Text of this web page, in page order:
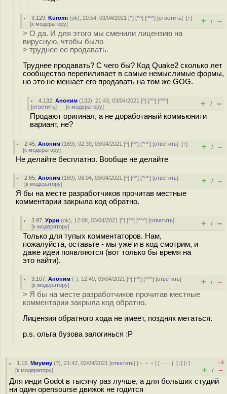
3.129 ,Kuromi (ok), 20:54, 03/04/2021 [^] [^^] [^^^] [ответить][↑]
[к модератору] + / –
> О да. И для этого мы сменили лицензию на
вирусную, чтобы было
> труднее ее продавать.
Труднее продавать? С чего бы? Код Quake2 сколько лет
сообщество перепиливает в самые немыслимые формы,
но это не мешает его продавать на том же GOG.
4.132 ,Аноним (132), 21:43, 03/04/2021 [^] [^^] [^^^]
[ответить] [к модератору] + / –
Продают оригинал, а не доработаный коммьюнити
вариант, не?
2.45 ,Аноним (169), 02:39, 03/04/2021 [^] [^^] [^^^] [ответить][↑]
[к модератору] + / –
Не делайте бесплатно. Вообще не делайте
2.65 ,Аноним (169), 08:04, 03/04/2021 [^] [^^] [^^^] [ответить]
[к модератору] + / –
Я бы на месте разработчиков прочитав местные
комментарии закрыла код обратно.
3.97 ,Урри (ok), 12:08, 03/04/2021 [^] [^^] [^^^] [ответить]
[к модератору] + / –
Только для тупых комментаторов. Нам,
пожалуйста, оставьте - мы уже и в код смотрим, и
даже идеи появляются (вот только бы время на
это найти).
3.107 ,Аноним (-), 12:49, 03/04/2021 [^] [^^] [^^^] [ответить]
[к модератору] + / –
> Я бы на месте разработчиков прочитав местные
комментарии закрыла код обратно.
Лицензия обратного хода не имеет, поздняк метаться.
p.s. ольга бузова залогинься :P
1.15 ,Миумиу (?), 21:42, 02/04/2021 [ответить] [ ﹢﹢﹢] [ · · ·][↓] [↑]
[к модератору]
–3
+ / –
Для инди Godot в тысячу раз лучше, а для больших студий
ни один opensourse движок не годится